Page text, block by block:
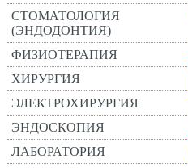
СТОМАТОЛОГИЯ
(ЭНДОДОНТИЯ)
ФИЗИОТЕРАПИЯ
ХИРУРГИЯ
ЭЛЕКТРОХИРУРГИЯ
ЭНДОСКОПИЯ
ЛАБОРАТОРИЯ